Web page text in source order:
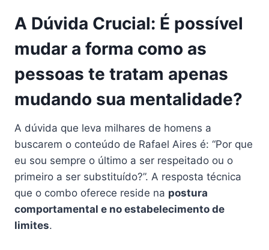
A Dúvida Crucial: É possível
mudar a forma como as
pessoas te tratam apenas
mudando sua mentalidade?
A dúvida que leva milhares de homens a
buscarem o conteúdo de Rafael Aires é: “Por que
eu sou sempre o último a ser respeitado ou o
primeiro a ser substituído?”. A resposta técnica
que o combo oferece reside na postura
comportamental e no estabelecimento de
limites.